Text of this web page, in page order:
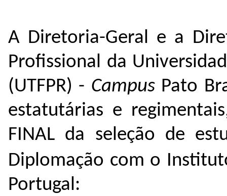
A Diretoria-Geral e a
Profissional da
(UTFPR) - CampusPato
estatutárias e
FINAL da seleção de
Diplomação com o
Portugal: